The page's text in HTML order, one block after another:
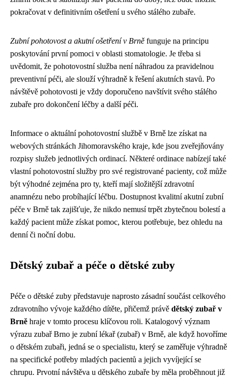
pokračovat v definitivním ošetření u svého stálého zubaře.
Zubní pohotovost a akutní ošetření v Brně funguje na principu
poskytování první pomoci v oblasti stomatologie. Je třeba si
uvědomit, že pohotovostní služba není náhradou za pravidelnou
preventivní péči, ale slouží výhradně k řešení akutních stavů. Po
návštěvě pohotovosti je vždy doporučeno navštívit svého stálého
zubaře pro dokončení léčby a další péči.
Informace o aktuální pohotovostní službě v Brně lze získat na
webových stránkách Jihomoravského kraje, kde jsou zveřejňovány
rozpisy služeb jednotlivých ordinací. Některé ordinace nabízejí také
vlastní pohotovostní služby pro své registrované pacienty, což může
být výhodné zejména pro ty, kteří mají složitější zdravotní
anamnézu nebo probíhající léčbu. Dostupnost kvalitní akutní zubní
péče v Brně tak zajišťuje, že nikdo nemusí trpět zbytečnou bolestí a
každý pacient může získat pomoc, kterou potřebuje, bez ohledu na
denní či noční dobu.
Dětský zubař a péče o dětské zuby
Péče o dětské zuby představuje naprosto zásadní součást celkového
zdravotního vývoje každého dítěte, přičemž právě dětský zubař v
Brně hraje v tomto procesu klíčovou roli. Katalogový význam
výrazu zubař Brno je zubní lékař (zubař) v Brně, ale když hovoříme
o dětském zubaři, jedná se o specialistu, který se zaměřuje výhradně
na specifické potřeby mladých pacientů a jejich vyvíjející se
chrupu. Prvotní návštěva u dětského zubaře by měla proběhnout již